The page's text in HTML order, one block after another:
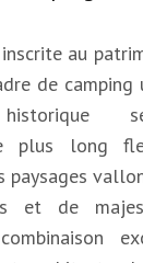
au
de
plus long
paysages
et de